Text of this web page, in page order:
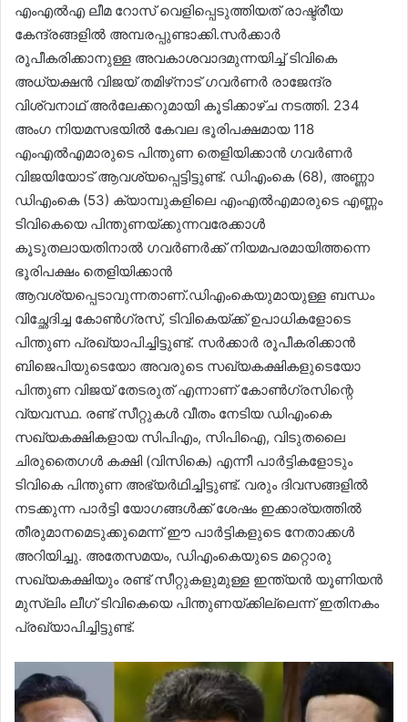
എംഎൽഎ ലീമ റോസ് വെളിപ്പെടുത്തിയത് രാഷ്ട്രീയ
കേന്ദ്രങ്ങളിൽ അമ്പരപ്പുണ്ടാക്കി.സർക്കാർ
രൂപീകരിക്കാനുള്ള അവകാശവാദമുന്നയിച്ച് ടിവികെ
അധ്യക്ഷൻ വിജയ് തമിഴ്‌നാട് ഗവർണർ രാജേന്ദ്ര
വിശ്വനാഥ് അർലേക്കറുമായി കൂടിക്കാഴ്ച നടത്തി. 234
അംഗ നിയമസഭയിൽ കേവല ഭൂരിപക്ഷമായ 118
എംഎൽഎമാരുടെ പിന്തുണ തെളിയിക്കാൻ ഗവർണർ
വിജയിയോട് ആവശ്യപ്പെട്ടിട്ടുണ്ട്. ഡിഎംകെ (68), അണ്ണാ
ഡിഎംകെ (53) ക്യാമ്പുകളിലെ എംഎൽഎമാരുടെ എണ്ണം
ടിവികെയെ പിന്തുണയ്ക്കുന്നവരേക്കാൾ
കൂടുതലായതിനാൽ ഗവർണർക്ക് നിയമപരമായിത്തന്നെ
ഭൂരിപക്ഷം തെളിയിക്കാൻ
ആവശ്യപ്പെടാവുന്നതാണ്.ഡിഎംകെയുമായുള്ള ബന്ധം
വിച്ഛേദിച്ച കോൺഗ്രസ്, ടിവികെയ്ക്ക് ഉപാധികളോടെ
പിന്തുണ പ്രഖ്യാപിച്ചിട്ടുണ്ട്. സർക്കാർ രൂപീകരിക്കാൻ
ബിജെപിയുടെയോ അവരുടെ സഖ്യകക്ഷികളുടെയോ
പിന്തുണ വിജയ് തേടരുത് എന്നാണ് കോൺഗ്രസിന്റെ
വ്യവസ്ഥ. രണ്ട് സീറ്റുകൾ വീതം നേടിയ ഡിഎംകെ
സഖ്യകക്ഷികളായ സിപിഎം, സിപിഐ, വിടുതലൈ
ചിരുതൈഗൾ കക്ഷി (വിസികെ) എന്നീ പാർട്ടികളോടും
ടിവികെ പിന്തുണ അഭ്യർഥിച്ചിട്ടുണ്ട്. വരും ദിവസങ്ങളിൽ
നടക്കുന്ന പാർട്ടി യോഗങ്ങൾക്ക് ശേഷം ഇക്കാര്യത്തിൽ
തീരുമാനമെടുക്കുമെന്ന് ഈ പാർട്ടികളുടെ നേതാക്കൾ
അറിയിച്ചു. അതേസമയം, ഡിഎംകെയുടെ മറ്റൊരു
സഖ്യകക്ഷിയും രണ്ട് സീറ്റുകളുമുള്ള ഇന്ത്യൻ യൂണിയൻ
മുസ്‌ലിം ലീഗ് ടിവികെയെ പിന്തുണയ്ക്കില്ലെന്ന് ഇതിനകം
പ്രഖ്യാപിച്ചിട്ടുണ്ട്.